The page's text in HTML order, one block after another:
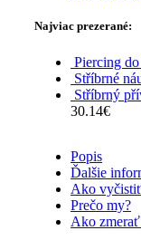
Najviac prezerané:
Piercing
Stříbrné
Stříbrný
30.14€
Popis
Ďalšie
Ako
Prečo my?
Ako